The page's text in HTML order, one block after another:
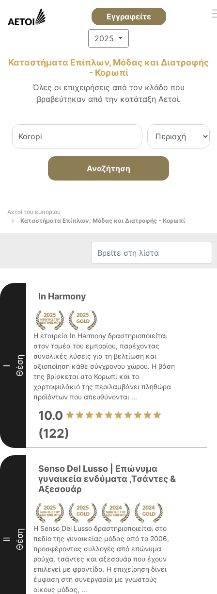
Εγγραφείτε
2025
Καταστήματα Επίπλων, Μόδας και Διατροφής
- Κορωπί
Όλες οι επιχειρήσεις από τον κλάδο που
βραβεύτηκαν από την κατάταξη Αετοί.
Αναζήτηση
Αετοί του εμπορίου
Καταστήματα Επίπλων, Μόδας και Διατροφής - Κορωπί
I Θέση
In Harmony
Η εταιρεία In Harmony δραστηριοποιείται
στον τομέα του εμπορίου, παρέχοντας
συνολικές λύσεις για τη βελτίωση και
αξιοποίηση κάθε σύγχρονου χώρου. Η βάση
της βρίσκεται στο Κορωπί και το
χαρτοφυλάκιό της περιλαμβάνει πληθώρα
προϊόντων που απευθύνονται ...
10.0
(122)
II Θέση
Senso Del Lusso | Επώνυμα
γυναικεία ενδύματα ,Τσάντες &
Αξεσουάρ
Η Senso Del Lusso δραστηριοποιείται στο
πεδίο της γυναικείας μόδας από το 2006,
προσφέροντας συλλογές από επώνυμα
ρούχα, τσάντες και αξεσουάρ που έχουν
επιλεγεί με φροντίδα. Η επιχείρηση δίνει
έμφαση στη συνεργασία με γνωστούς
οίκους μόδας, ...